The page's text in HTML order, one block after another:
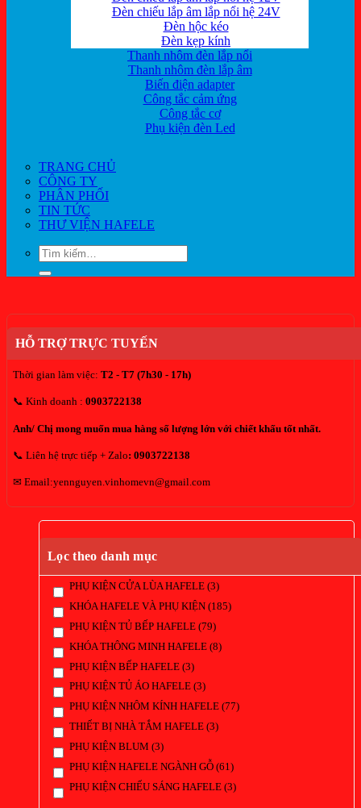
Đèn chiếu lắp âm lắp nổi hệ 24V
Đèn hộc kéo
Đèn kẹp kính
Thanh nhôm đèn lắp nổi
Thanh nhôm đèn lắp âm
Biến điện adapter
Công tắc cảm ứng
Công tắc cơ
Phụ kiện đèn Led
TRANG CHỦ
CÔNG TY
PHÂN PHỐI
TIN TỨC
THƯ VIỆN HAFELE
Tìm
kiếm:
HỖ TRỢ TRỰC TUYẾN
Thời gian làm việc: T2 - T7 (7h30 - 17h)
📞 Kinh doanh : 0903722138
Anh/ Chị mong muốn mua hàng số lượng lớn với chiết khấu tốt nhất.
📞 Liên hệ trực tiếp + Zalo: 0903722138
✉ Email:yennguyen.vinhomevn@gmail.com
Lọc theo danh mục
PHỤ KIỆN CỬA LÙA HAFELE (3)
KHÓA HAFELE VÀ PHỤ KIỆN (185)
PHỤ KIỆN TỦ BẾP HAFELE (79)
KHÓA THÔNG MINH HAFELE (8)
PHỤ KIỆN BẾP HAFELE (3)
PHỤ KIỆN TỦ ÁO HAFELE (3)
PHỤ KIỆN NHÔM KÍNH HAFELE (77)
THIẾT BỊ NHÀ TẮM HAFELE (3)
PHỤ KIỆN BLUM (3)
PHỤ KIỆN HAFELE NGÀNH GỖ (61)
PHỤ KIỆN CHIẾU SÁNG HAFELE (3)